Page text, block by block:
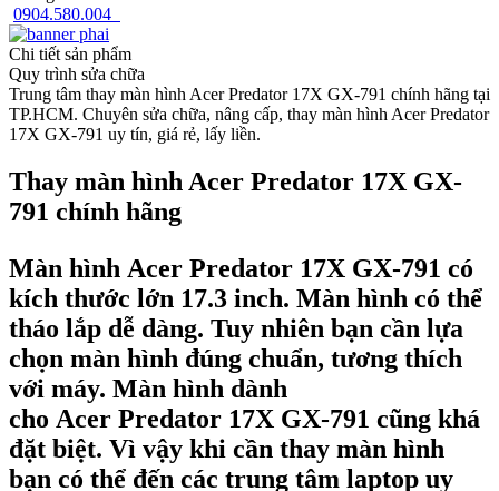
0904.580.004
Chi tiết sản phẩm
Quy trình sửa chữa
Trung tâm thay màn hình Acer Predator 17X GX-791 chính hãng tại
TP.HCM. Chuyên sửa chữa, nâng cấp, thay màn hình Acer Predator
17X GX-791 uy tín, giá rẻ, lấy liền.
Thay màn hình Acer Predator 17X GX-
791 chính hãng
Màn hình Acer Predator 17X GX-791 có
kích thước lớn 17.3 inch. Màn hình có thể
tháo lắp dễ dàng. Tuy nhiên bạn cần lựa
chọn màn hình đúng chuẩn, tương thích
với máy. Màn hình dành
cho Acer Predator 17X GX-791 cũng khá
đặt biệt. Vì vậy khi cần thay màn hình
bạn có thể đến các trung tâm laptop uy